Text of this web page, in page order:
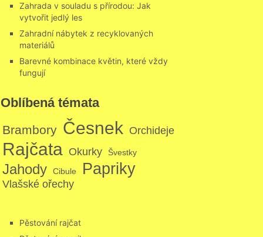
Zahrada v souladu s přírodou: Jak
vytvořit jedlý les
Zahradní nábytek z recyklovaných
materiálů
Barevné kombinace květin, které vždy
fungují
Oblíbená témata
Brambory Česnek Orchideje
Rajčata Okurky Švestky
Jahody Cibule Papriky
Vlašské ořechy
Pěstování rajčat